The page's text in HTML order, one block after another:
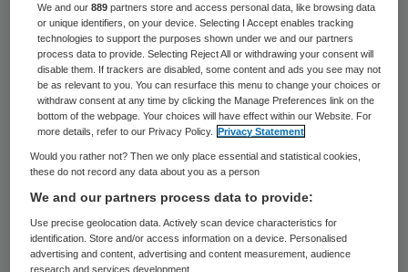
en een ervaren bestuurder in de
(jeugd)zorg. Op dit moment is hij lid van de
raad van bestuur van Youké, een instelling
voor jeugdzorg in Utrecht. Ina Huesken
(56) heeft een achtergrond in de
gehandicaptenzorg, GGZ en ouderenzorg.
Zij werkt al enige jaren als zelfstandig
interimmanager en adviseur. Haar laatste
opdracht was bestuurder van Driezorg
(organisatie voor wonen, zorg en welzijn in
We and our889 partners store and access personal data, like browsing data
or unique identifiers, on your device. Selecting I Accept enables tracking
technologies to support the purposes shown under we and our partners
process data to provide. Selecting Reject All or withdrawing your consent will
disable them. If trackers are disabled, some content and ads you see may not
be as relevant to you. You can resurface this menu to change your choices or
withdraw consent at any time by clicking the Manage Preferences link on the
bottom of the webpage. Your choices will have effect within our Website. For
more details, refer to our Privacy Policy.
Privacy Statement
Would you rather not? Then we only place essential and statistical cookies,
these do not record any data about you as a person
We and our partners process data to provide:
Use precise geolocation data. Actively scan device characteristics for
identification. Store and/or access information on a device. Personalised
advertising and content, advertising and content measurement, audience
research and services development.